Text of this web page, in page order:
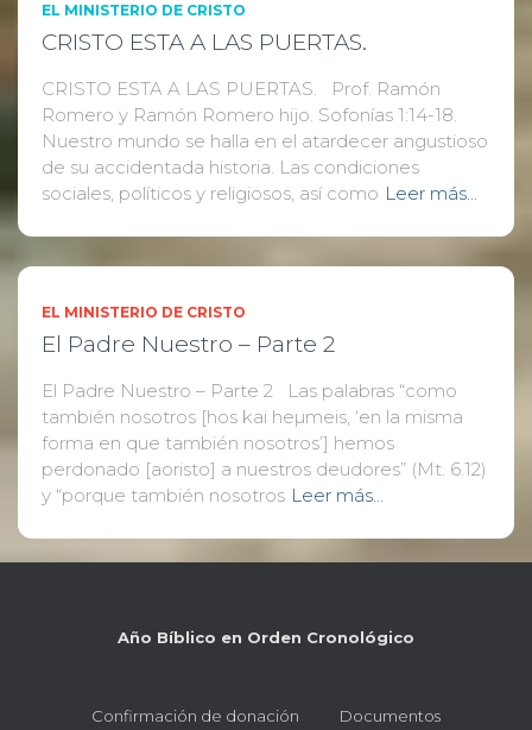
EL MINISTERIO DE CRISTO
CRISTO ESTA A LAS PUERTAS.
CRISTO ESTA A LAS PUERTAS. Prof. Ramón
Romero y Ramón Romero hijo. Sofonías 1:14-18.
Nuestro mundo se halla en el atardecer angustioso
de su accidentada historia. Las condiciones
sociales, políticos y religiosos, así como Leer más…
EL MINISTERIO DE CRISTO
El Padre Nuestro – Parte 2
El Padre Nuestro – Parte 2 Las palabras “como
también nosotros [hos kai heµmeis, ‘en la misma
forma en que también nosotros’] hemos
perdonado [aoristo] a nuestros deudores” (Mt. 6.12)
y “porque también nosotros Leer más…
Año Bíblico en Orden Cronológico
Confirmación de donación Documentos